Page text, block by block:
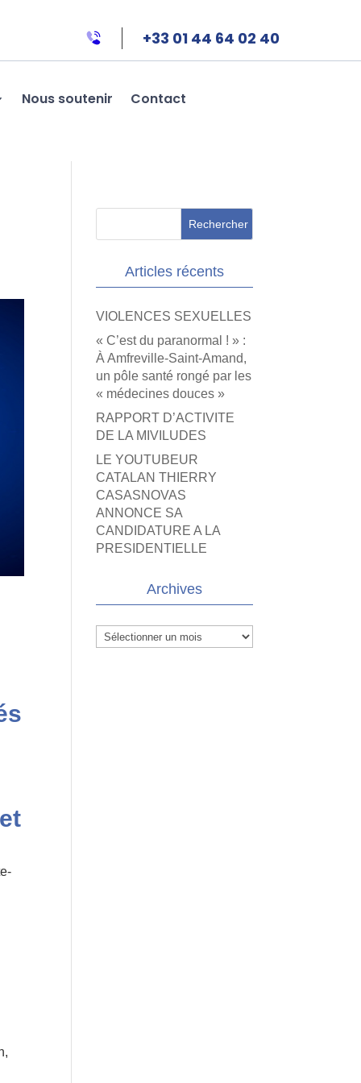
+33 01 44 64 02 40
Nous soutenir Contact
Articles récents
VIOLENCES SEXUELLES
« C’est du paranormal ! » :
À Amfreville-Saint-Amand,
un pôle santé rongé par les
« médecines douces »
RAPPORT D’ACTIVITE
DE LA MIVILUDES
LE YOUTUBEUR
CATALAN THIERRY
CASASNOVAS
ANNONCE SA
CANDIDATURE A LA
PRESIDENTIELLE
Archives
Archives